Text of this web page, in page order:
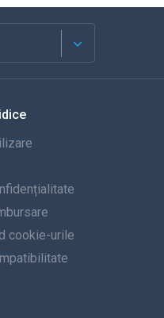
cookie-urile